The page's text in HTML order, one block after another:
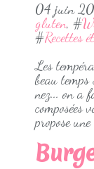
04 juin
gluten, #
#Recettes
Les
beau
nez... on a
composées
propose